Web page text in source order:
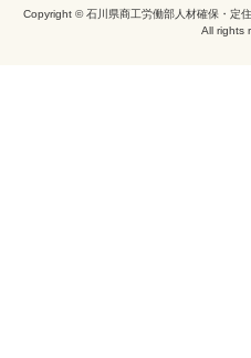
Copyright © 石川県商工労働部人材確保・定
All rights